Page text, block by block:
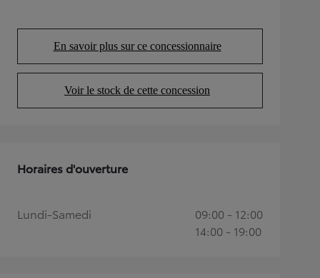
En savoir plus sur ce concessionnaire
(Opens in new tab)
Voir le stock de cette concession
(Opens in new tab)
Horaires d'ouverture
Lundi-Samedi
09:00 - 12:00
14:00 - 19:00